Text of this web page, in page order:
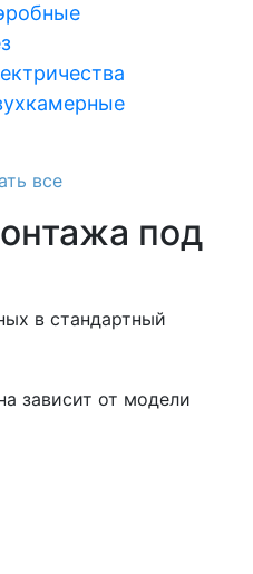
все
под
в стандартный
зависит от модели